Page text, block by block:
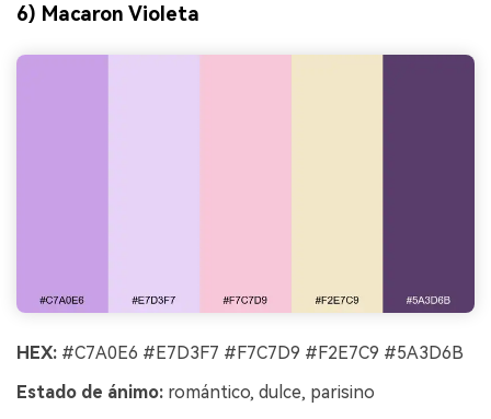
6) Macaron Violeta
HEX: #C7A0E6 #E7D3F7 #F7C7D9 #F2E7C9 #5A3D6B
Estado de ánimo: romántico, dulce, parisino